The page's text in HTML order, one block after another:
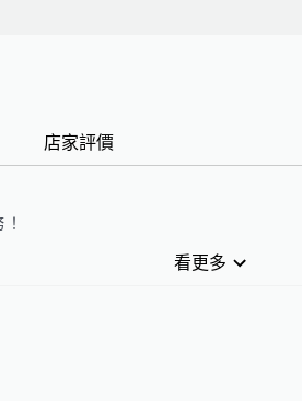
店家評價
看更多